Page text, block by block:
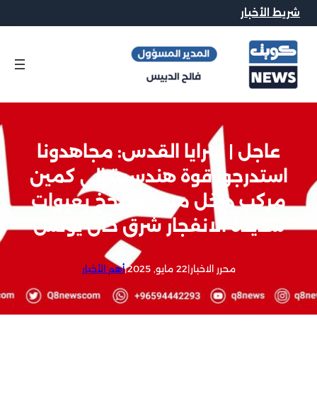
شريط الأخبار
عاجل | سرايا القدس: مجاهدونا
استدرجوا قوة هندسية إلى كمين
مركب داخل مبنى مفخخ بعبوات
شديدة الانفجار شرق خان يونس
محرر الاخبار|22 مايو, 2025 |أهم الأخبار